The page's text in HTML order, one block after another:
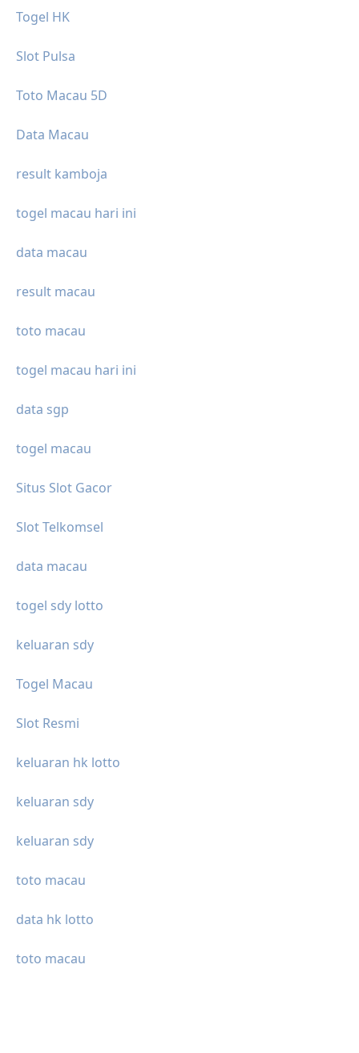
Togel HK
Slot Pulsa
Toto Macau 5D
Data Macau
result kamboja
togel macau hari ini
data macau
result macau
toto macau
togel macau hari ini
data sgp
togel macau
Situs Slot Gacor
Slot Telkomsel
data macau
togel sdy lotto
keluaran sdy
Togel Macau
Slot Resmi
keluaran hk lotto
keluaran sdy
keluaran sdy
toto macau
data hk lotto
toto macau